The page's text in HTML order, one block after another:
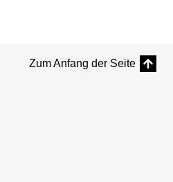
Zum Anfang der Seite